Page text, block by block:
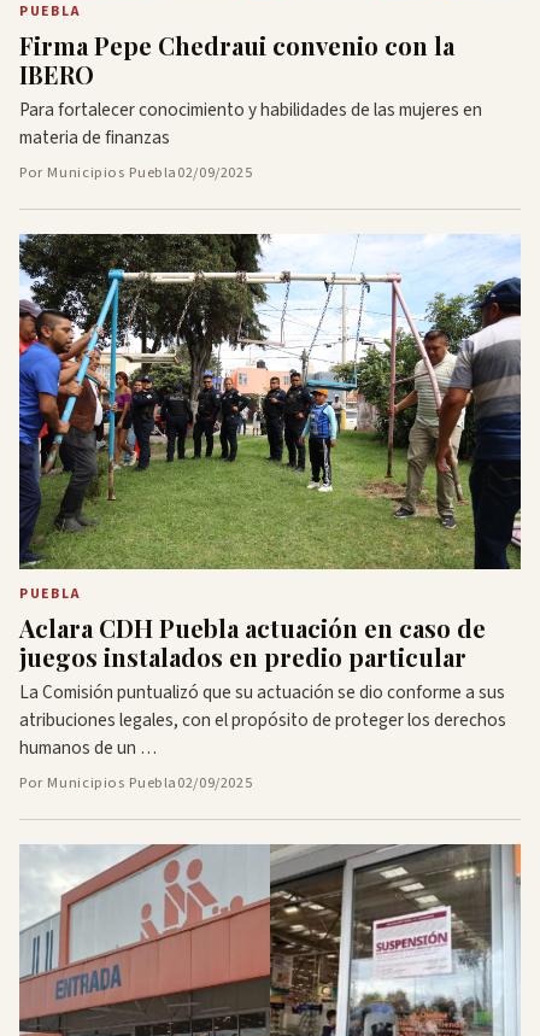
PUEBLA
Firma Pepe Chedraui convenio con la
IBERO
Para fortalecer conocimiento y habilidades de las mujeres en
materia de finanzas
Por Municipios Puebla02/09/2025
PUEBLA
Aclara CDH Puebla actuación en caso de
juegos instalados en predio particular
La Comisión puntualizó que su actuación se dio conforme a sus
atribuciones legales, con el propósito de proteger los derechos
humanos de un …
Por Municipios Puebla02/09/2025